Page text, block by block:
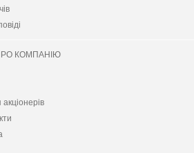
КОМПАНІЮ